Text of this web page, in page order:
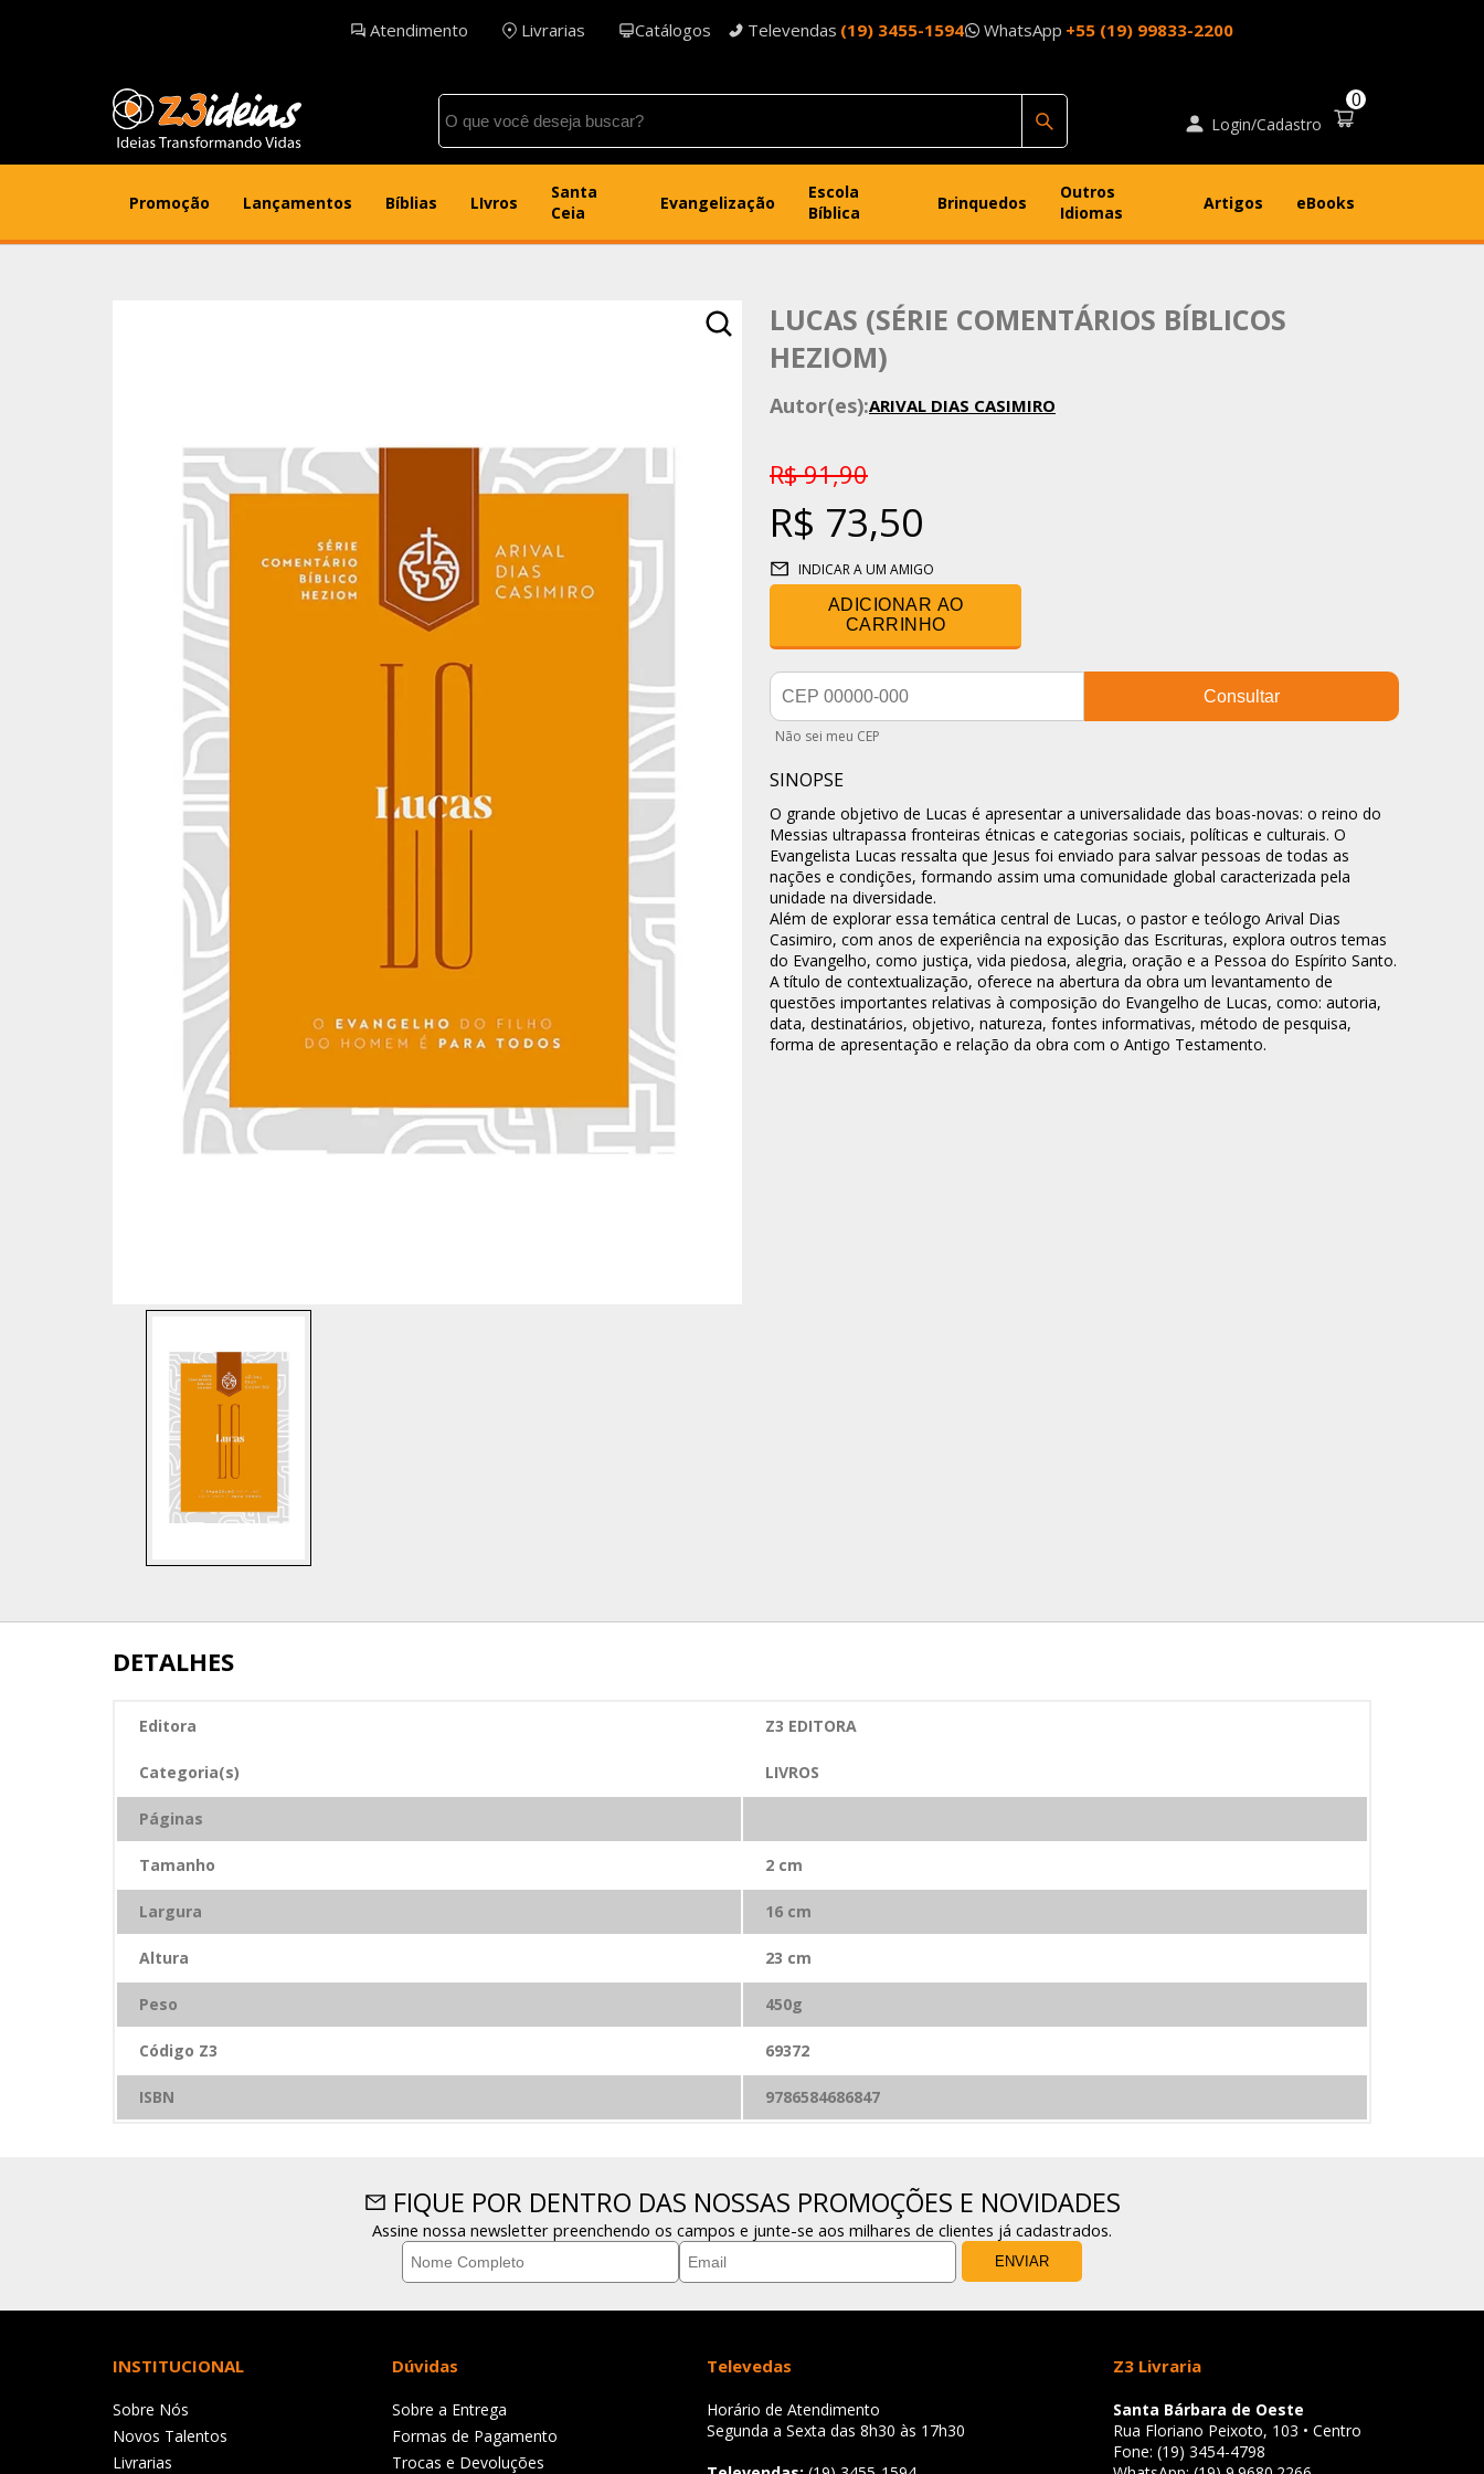
Atendimento Livrarias Catálogos Televendas (19) 3455-1594 WhatsApp +55 (19) 99833-2200
Login/Cadastro
0
Promoção Lançamentos Bíblias LIvros
Santa
Ceia
Evangelização
Escola
Bíblica
Brinquedos
Outros
Idiomas
Artigos eBooks
LUCAS (SÉRIE COMENTÁRIOS BÍBLICOS
HEZIOM)
Autor(es):ARIVAL DIAS CASIMIRO
R$ 91,90
R$ 73,50
INDICAR A UM AMIGO
ADICIONAR AO
CARRINHO
Consultar
Não sei meu CEP
SINOPSE
O grande objetivo de Lucas é apresentar a universalidade das boas-novas: o reino do
Messias ultrapassa fronteiras étnicas e categorias sociais, políticas e culturais. O
Evangelista Lucas ressalta que Jesus foi enviado para salvar pessoas de todas as
nações e condições, formando assim uma comunidade global caracterizada pela
unidade na diversidade.
Além de explorar essa temática central de Lucas, o pastor e teólogo Arival Dias
Casimiro, com anos de experiência na exposição das Escrituras, explora outros temas
do Evangelho, como justiça, vida piedosa, alegria, oração e a Pessoa do Espírito Santo.
A título de contextualização, oferece na abertura da obra um levantamento de
questões importantes relativas à composição do Evangelho de Lucas, como: autoria,
data, destinatários, objetivo, natureza, fontes informativas, método de pesquisa,
forma de apresentação e relação da obra com o Antigo Testamento.
DETALHES
Editora Z3 EDITORA
Categoria(s) LIVROS
Páginas
Tamanho 2 cm
Largura 16 cm
Altura 23 cm
Peso 450g
Código Z3 69372
ISBN 9786584686847
FIQUE POR DENTRO DAS NOSSAS PROMOÇÕES E NOVIDADES
Assine nossa newsletter preenchendo os campos e junte-se aos milhares de clientes já cadastrados.
ENVIAR
INSTITUCIONAL
Sobre Nós
Novos Talentos
Livrarias
Dúvidas
Sobre a Entrega
Formas de Pagamento
Trocas e Devoluções
Televedas
Horário de Atendimento
Segunda a Sexta das 8h30 às 17h30
Z3 Livraria
Santa Bárbara de Oeste
Rua Floriano Peixoto, 103 • Centro
Fone: (19) 3454-4798